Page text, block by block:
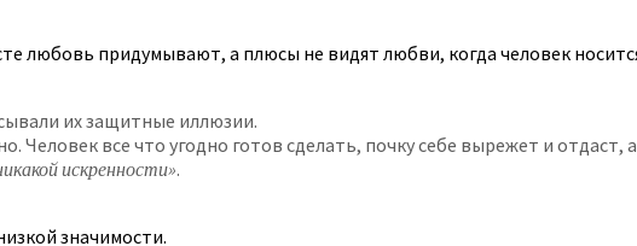
любовь придумывают, а плюсы не видят любви, когда человек
их защитные иллюзии.
Человек все что угодно готов сделать, почку себе вырежет и отдаст,
искренности».
значимости.